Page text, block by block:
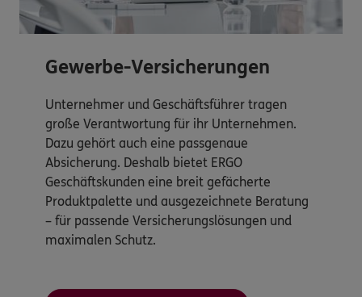
Gewerbe-Versicherungen
Unternehmer und Geschäftsführer tragen
große Verantwortung für ihr Unternehmen.
Dazu gehört auch eine passgenaue
Absicherung. Deshalb bietet ERGO
Geschäftskunden eine breit gefächerte
Produktpalette und ausgezeichnete Beratung
– für passende Versicherungslösungen und
maximalen Schutz.